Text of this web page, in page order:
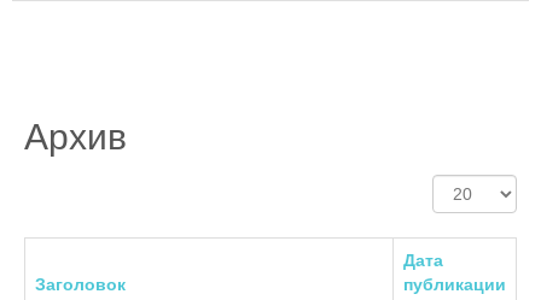
Архив
Кол-
во
строк:
Заголовок
Дата
публикации